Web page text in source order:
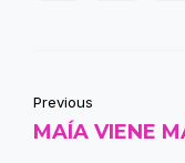
Previous
MAÍA VIENE